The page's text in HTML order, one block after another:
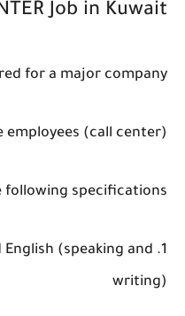
Job in Kuwait
for a major company
employees (call center)
specifications:-
English (speaking and
writing)